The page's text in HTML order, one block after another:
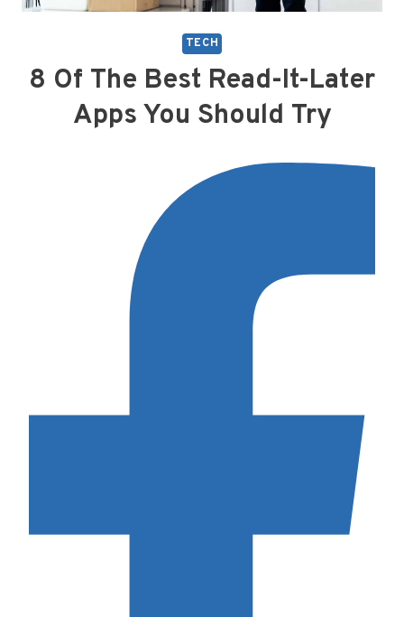
TECH
8 Of The Best Read-It-Later
Apps You Should Try